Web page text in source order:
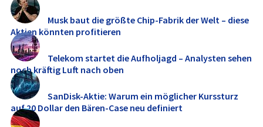
Musk baut die größte Chip-Fabrik der Welt – diese
Aktien könnten profitieren
Telekom startet die Aufholjagd – Analysten sehen
noch kräftig Luft nach oben
SanDisk-Aktie: Warum ein möglicher Kurssturz
auf 20 Dollar den Bären-Case neu definiert